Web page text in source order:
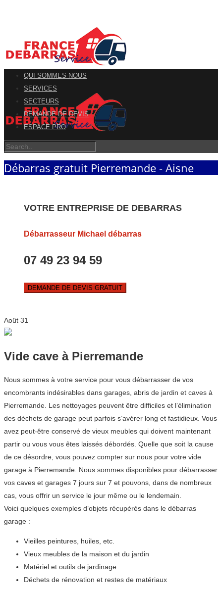
QUI SOMMES-NOUS
SERVICES
SECTEURS
DEMANDE DE DEVIS
ESPACE PRO
Débarras gratuit Pierremande - Aisne
VOTRE ENTREPRISE DE DEBARRAS
Débarrasseur Michael débarras
07 49 23 94 59
DEMANDE DE DEVIS GRATUIT
Août 31
Vide cave à Pierremande
Nous sommes à votre service pour vous débarrasser de vos
encombrants indésirables dans garages, abris de jardin et caves à
Pierremande. Les nettoyages peuvent être difficiles et l’élimination
des déchets de garage peut parfois s’avérer long et fastidieux. Vous
avez peut-être conservé de vieux meubles qui doivent maintenant
partir ou vous vous êtes laissés débordés. Quelle que soit la cause
de ce désordre, vous pouvez compter sur nous pour votre vide
garage à Pierremande. Nous sommes disponibles pour débarrasser
vos caves et garages 7 jours sur 7 et pouvons, dans de nombreux
cas, vous offrir un service le jour même ou le lendemain.
Voici quelques exemples d’objets récupérés dans le débarras
garage :
Vieilles peintures, huiles, etc.
Vieux meubles de la maison et du jardin
Matériel et outils de jardinage
Déchets de rénovation et restes de matériaux